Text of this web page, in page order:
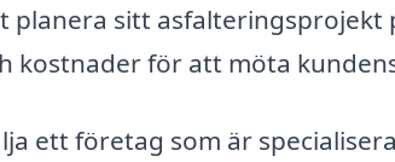
planera sitt asfalteringsprojekt
kostnader för att möta
ett företag som är